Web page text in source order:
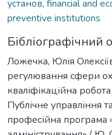
установ, financial and
preventive institutions
Бібліографічний
Ложечка, Юлія
регулювання сфери
кваліфікаційна
Публічне управління
професійна програма